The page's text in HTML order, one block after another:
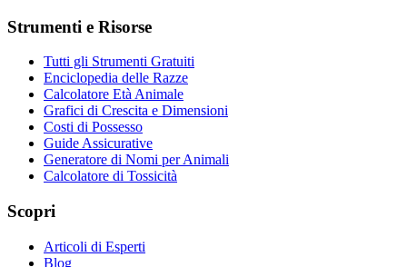
Strumenti e Risorse
Tutti gli Strumenti Gratuiti
Enciclopedia delle Razze
Calcolatore Età Animale
Grafici di Crescita e Dimensioni
Costi di Possesso
Guide Assicurative
Generatore di Nomi per Animali
Calcolatore di Tossicità
Scopri
Articoli di Esperti
Blog